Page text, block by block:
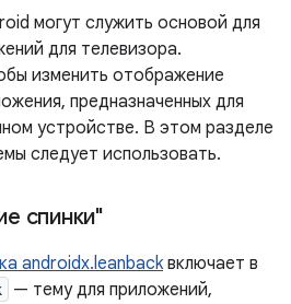
могут служить основой для
для телевизора.
изменить отображение
предназначенных для
устройстве. В этом разделе
следует использовать.
спинки"
androidx.leanbackвключает в
— тему для приложений,